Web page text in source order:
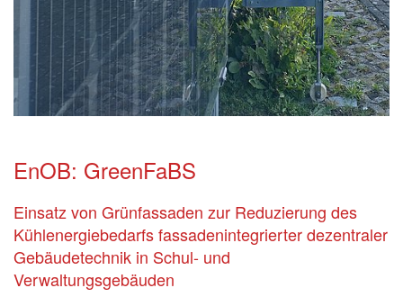
EnOB: GreenFaBS
Einsatz von Grünfassaden zur Reduzierung des
Kühlenergiebedarfs fassadenintegrierter dezentraler
Gebäudetechnik in Schul- und
Verwaltungsgebäuden